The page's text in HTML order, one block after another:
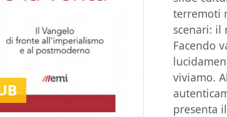
terremoti
scenari: il
Facendo
viviamo.
presenta